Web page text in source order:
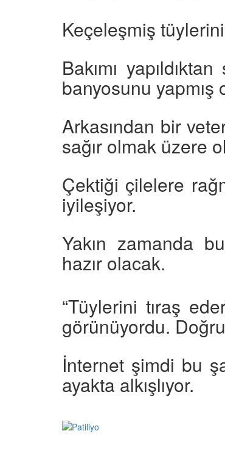
Keçeleşmiş
Bakımı
banyosunu yapmış
Arkasından bir
sağır olmak üzere
Çektiği çilelere
iyileşiyor.
Yakın zamanda
hazır olacak.
“Tüylerini tıraş
görünüyordu. Doğru
İnternet şimdi bu
ayakta alkışlıyor.